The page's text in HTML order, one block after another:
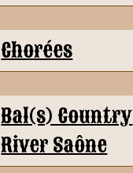
Chorées
Bal(s) Country
River Saône